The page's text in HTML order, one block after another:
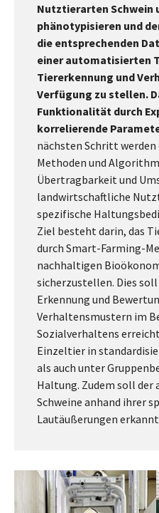
Nutztierarten Schwein
phänotypisieren und
die entsprechenden
einer automatisierten
Tiererkennung und
Verfügung zu stellen.
Funktionalität durch
korrelierende
nächsten Schritt
Methoden und
Übertragbarkeit und
landwirtschaftliche
spezifische
Ziel besteht darin, das
durch Smart-Farming-
nachhaltigen
sicherzustellen. Dies
Erkennung und
Verhaltensmustern im
Sozialverhaltens
Einzeltier in
als auch unter
Haltung. Zudem soll der
Schweine anhand ihrer
Lautäußerungen
Show larger version